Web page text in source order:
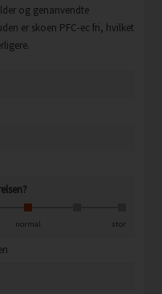
og genanvendte
er skoen PFC-ec fri, hvilket
normal stor